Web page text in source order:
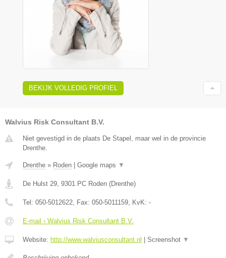
BEKIJK VOLLEDIG PROFIEL
Walvius Risk Consultant B.V.
Niet gevestigd in de plaats De Stapel, maar wel in de provincie
Drenthe.
Drenthe » Roden Google maps ▼
De Hulst 29, 9301 PC Roden (Drenthe)
Tel: 050-5012622, Fax: 050-5011159, KvK: -
E-mail › Walvius Risk Consultant B.V.
Website: http://www.walviusconsultant.nl Screenshot ▼